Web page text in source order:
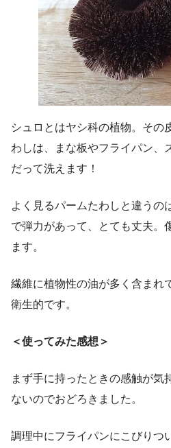
シュロとはヤシ科の植物。その
わしは、まな板やフライパン、
だって洗えます！
よく見るパームたわしと違うの
で弾力があって、とても丈夫。
ます。
繊維に植物性の油が多く含まれ
衛生的です。
＜使ってみた感想＞
まず手に持ったときの感触が気
ないのでおどろきました。
調理中にフライパンにこびりつ